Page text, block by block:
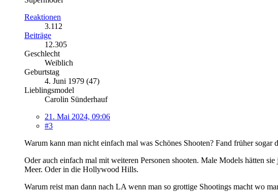
Reaktionen
3.112
Beiträge
12.305
Geschlecht
Weiblich
Geburtstag
4. Juni 1979 (47)
Lieblingsmodel
Carolin Sünderhauf
21. Mai 2024, 09:06
#3
Warum kann man nicht einfach mal was Schönes Shooten? Fand früher
Oder auch einfach mal mit weiteren Personen shooten. Male Models hätten
Meer. Oder in die Hollywood Hills.
Warum reist man dann nach LA wenn man so grottige Shootings macht wo